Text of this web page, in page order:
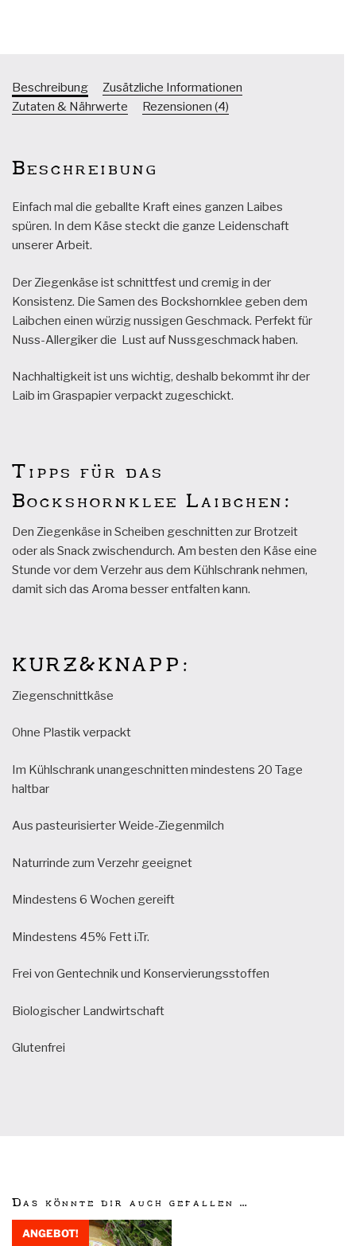
Beschreibung
Zusätzliche Informationen
Zutaten & Nährwerte
Rezensionen (4)
Beschreibung
Einfach mal die geballte Kraft eines ganzen Laibes
spüren. In dem Käse steckt die ganze Leidenschaft
unserer Arbeit.
Der Ziegenkäse ist schnittfest und cremig in der
Konsistenz. Die Samen des Bockshornklee geben dem
Laibchen einen würzig nussigen Geschmack. Perfekt für
Nuss-Allergiker die Lust auf Nussgeschmack haben.
Nachhaltigkeit ist uns wichtig, deshalb bekommt ihr der
Laib im Graspapier verpackt zugeschickt.
Tipps für das
Bockshornklee Laibchen:
Den Ziegenkäse in Scheiben geschnitten zur Brotzeit
oder als Snack zwischendurch. Am besten den Käse eine
Stunde vor dem Verzehr aus dem Kühlschrank nehmen,
damit sich das Aroma besser entfalten kann.
KURZ&KNAPP:
Ziegenschnittkäse
Ohne Plastik verpackt
Im Kühlschrank unangeschnitten mindestens 20 Tage
haltbar
Aus pasteurisierter Weide-Ziegenmilch
Naturrinde zum Verzehr geeignet
Mindestens 6 Wochen gereift
Mindestens 45% Fett i.Tr.
Frei von Gentechnik und Konservierungsstoffen
Biologischer Landwirtschaft
Glutenfrei
Das könnte dir auch gefallen …
ANGEBOT!